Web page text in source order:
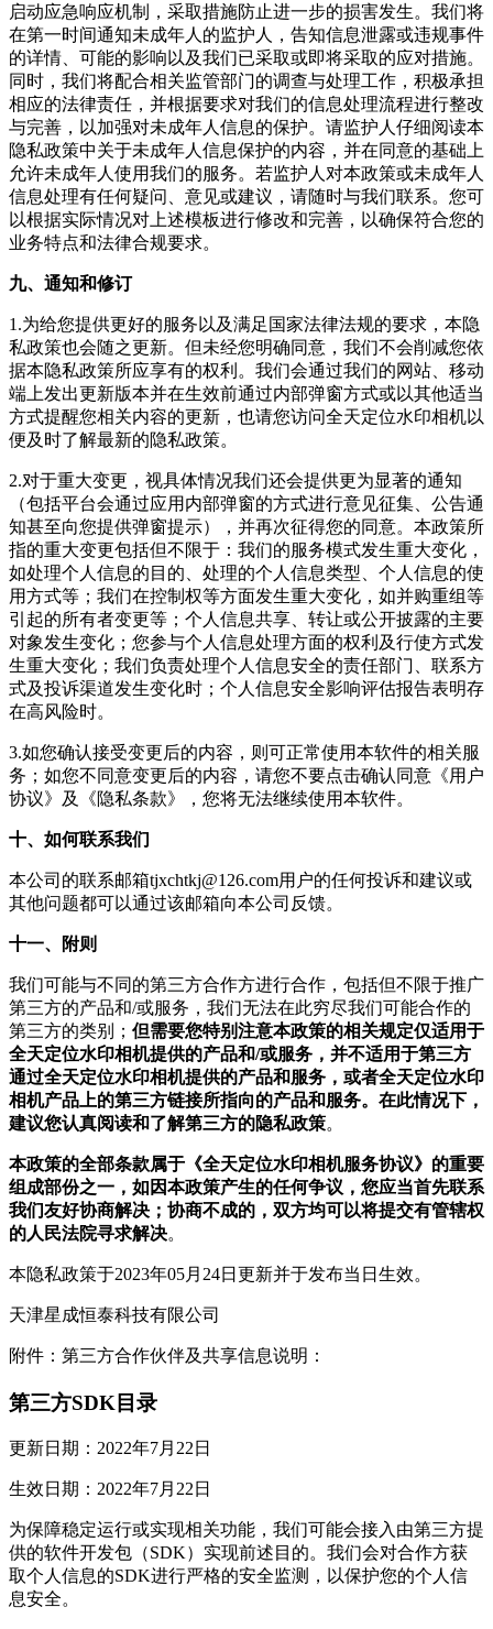
启动应急响应机制，采取措施防止进一步的损害发生。我们将
在第一时间通知未成年人的监护人，告知信息泄露或违规事件
的详情、可能的影响以及我们已采取或即将采取的应对措施。
同时，我们将配合相关监管部门的调查与处理工作，积极承担
相应的法律责任，并根据要求对我们的信息处理流程进行整改
与完善，以加强对未成年人信息的保护。请监护人仔细阅读本
隐私政策中关于未成年人信息保护的内容，并在同意的基础上
允许未成年人使用我们的服务。若监护人对本政策或未成年人
信息处理有任何疑问、意见或建议，请随时与我们联系。您可
以根据实际情况对上述模板进行修改和完善，以确保符合您的
业务特点和法律合规要求。
九、通知和修订
1.为给您提供更好的服务以及满足国家法律法规的要求，本隐
私政策也会随之更新。但未经您明确同意，我们不会削减您依
据本隐私政策所应享有的权利。我们会通过我们的网站、移动
端上发出更新版本并在生效前通过内部弹窗方式或以其他适当
方式提醒您相关内容的更新，也请您访问全天定位水印相机以
便及时了解最新的隐私政策。
2.对于重大变更，视具体情况我们还会提供更为显著的通知
（包括平台会通过应用内部弹窗的方式进行意见征集、公告通
知甚至向您提供弹窗提示），并再次征得您的同意。本政策所
指的重大变更包括但不限于：我们的服务模式发生重大变化，
如处理个人信息的目的、处理的个人信息类型、个人信息的使
用方式等；我们在控制权等方面发生重大变化，如并购重组等
引起的所有者变更等；个人信息共享、转让或公开披露的主要
对象发生变化；您参与个人信息处理方面的权利及行使方式发
生重大变化；我们负责处理个人信息安全的责任部门、联系方
式及投诉渠道发生变化时；个人信息安全影响评估报告表明存
在高风险时。
3.如您确认接受变更后的内容，则可正常使用本软件的相关服
务；如您不同意变更后的内容，请您不要点击确认同意《用户
协议》及《隐私条款》，您将无法继续使用本软件。
十、如何联系我们
本公司的联系邮箱tjxchtkj@126.com用户的任何投诉和建议或
其他问题都可以通过该邮箱向本公司反馈。
十一、附则
我们可能与不同的第三方合作方进行合作，包括但不限于推广
第三方的产品和/或服务，我们无法在此穷尽我们可能合作的
第三方的类别； 但需要您特别注意本政策的相关规定仅适用于
全天定位水印相机提供的产品和/或服务，并不适用于第三方
通过全天定位水印相机提供的产品和服务，或者全天定位水印
相机产品上的第三方链接所指向的产品和服务。在此情况下，
建议您认真阅读和了解第三方的隐私政策。
本政策的全部条款属于《全天定位水印相机服务协议》的重要
组成部份之一，如因本政策产生的任何争议，您应当首先联系
我们友好协商解决；协商不成的，双方均可以将提交有管辖权
的人民法院寻求解决。
本隐私政策于2023年05月24日更新并于发布当日生效。
天津星成恒泰科技有限公司
附件：第三方合作伙伴及共享信息说明：
第三方SDK目录
更新日期：2022年7月22日
生效日期：2022年7月22日
为保障稳定运行或实现相关功能，我们可能会接入由第三方提
供的软件开发包（SDK）实现前述目的。我们会对合作方获
取个人信息的SDK进行严格的安全监测，以保护您的个人信
息安全。